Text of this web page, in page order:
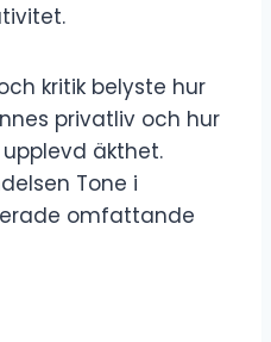
kritik belyste hur
privatliv och hur
äkthet.
Tone i
omfattande